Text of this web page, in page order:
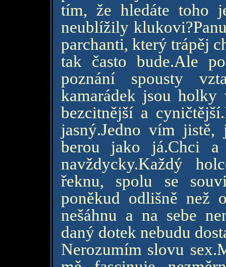
tím, že hledáte toho
neublížily
parchanti, který trápěj
tak často bude.Ale
poznání spousty
kamarádek jsou
bezcitnější a
jasný.Jedno vím
berou jako já.Chci
navždycky.Každý
řeknu, spolu se
poněkud odlišně než
nešáhnu a na sebe
daný dotek nebudu
Nerozumím slovu